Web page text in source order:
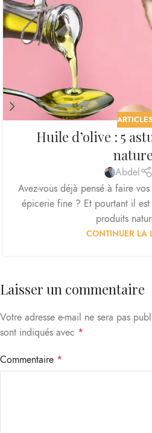
Huile d’olive : 5
Abdel
Avez-vous déjà pensé à faire
épicerie fine ? Et pourtant il est
produits
CONTINUER LA
Laisser un commentaire
Votre adresse e-mail ne sera pas
sont indiqués avec *
Commentaire *